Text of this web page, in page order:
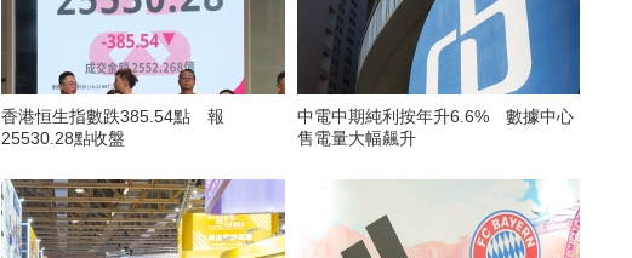
香港恒生指數跌385.54點 報
25530.28點收盤
中電中期純利按年升6.6% 數據中心
售電量大幅飆升